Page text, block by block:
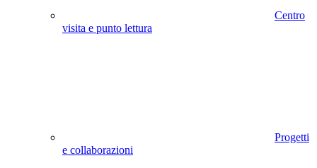
Centro
visita e punto lettura
Progetti
e collaborazioni